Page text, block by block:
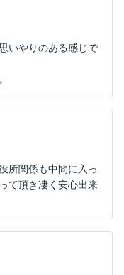
いやりのある感じで
所関係も中間に入っ
て頂き凄く安心出来